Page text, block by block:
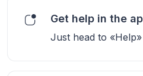
Get help in the
Just head to